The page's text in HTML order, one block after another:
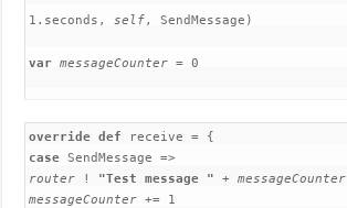
1.seconds,self, SendMessage)
varmessageCounter= 0
override def
receive = {
caseSendMessage =>
router
! "Test message "+messageCounter
messageCounter+= 1